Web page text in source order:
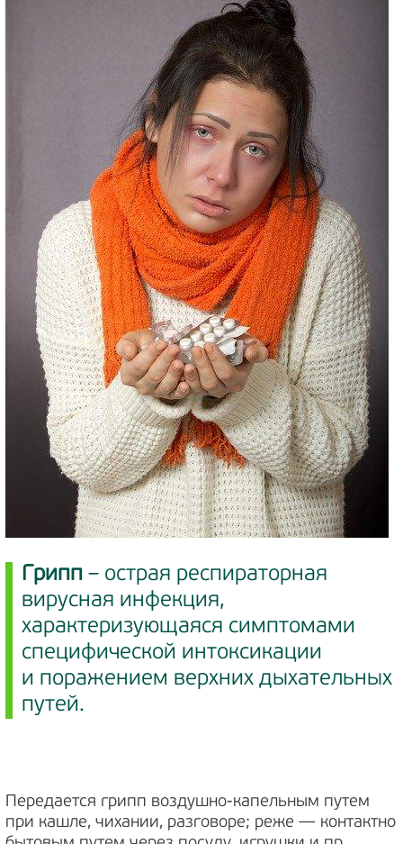
Грипп – острая респираторная
вирусная инфекция,
характеризующаяся симптомами
специфической интоксикации
и поражением верхних дыхательных
путей.
Передается грипп воздушно-капельным путем
при кашле, чихании, разговоре; реже — контактно